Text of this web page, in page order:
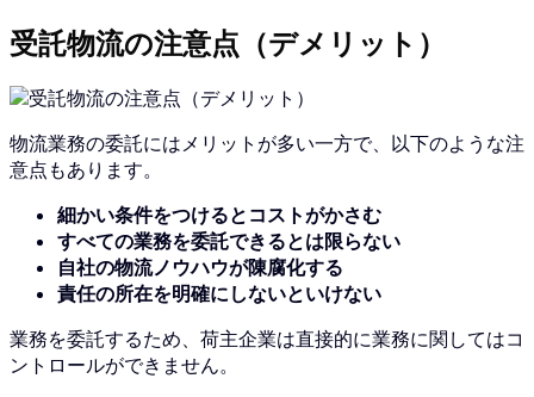
受託物流の注意点（デメリット）
物流業務の委託にはメリットが多い一方で、以下のような注
意点もあります。
細かい条件をつけるとコストがかさむ
すべての業務を委託できるとは限らない
自社の物流ノウハウが陳腐化する
責任の所在を明確にしないといけない
業務を委託するため、荷主企業は直接的に業務に関してはコ
ントロールができません。